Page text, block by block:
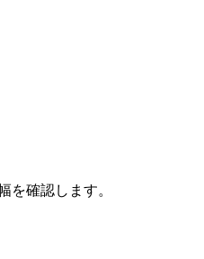
を確認します。